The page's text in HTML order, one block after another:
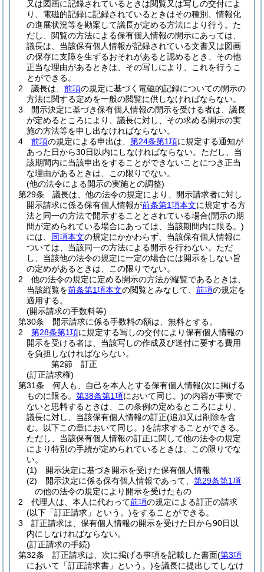
又は図画に記録されているときは閲覧又は写しの交付によ
り、電磁的記録に記録されているときはその種別、情報化
の進展状況等を勘案して議長が定める方法により行う。 た
だし、閲覧の方法による保有個人情報の開示にあっては、
議長は、当該保有個人情報が記録されている文書又は図画
の保存に支障を生ずるおそれがあると認めるとき、その他
正当な理由があるときは、その写しにより、これを行うこ
とができる。
2
議長は、 前項の規定に基づく電磁的記録についての開示の
方法に関する定めを一般の閲覧に供しなければならない。
3
開示決定に基づき保有個人情報の開示を受ける者は、議長
が定めるところにより、議長に対し、その求める開示の実
施の方法等を申し出なければならない。
4
前項の規定による申出は、 第24条第1項に規定する通知が
あった日から30日以内にしなければならない。 ただし、当
該期間内に当該申出をすることができないことにつき正当
な理由があるときは、この限りでない。
(他の法令による開示の実施との調整)
第29条
議長は、他の法令の規定により、開示請求者に対し
開示請求に係る保有個人情報が前条第1項本文に規定する方
法と同一の方法で開示することとされている場合(開示の期
間が定められている場合にあっては、当該期間内に限る。)
には、 同項本文の規定にかかわらず、当該保有個人情報に
ついては、当該同一の方法による開示を行わない。 ただ
し、当該他の法令の規定に一定の場合には開示をしない旨
の定めがあるときは、この限りでない。
2
他の法令の規定に定める開示の方法が縦覧であるときは、
当該縦覧を前条第1項本文の閲覧とみなして、 前項の規定を
適用する。
(開示請求の手数料等)
第30条
開示請求に係る手数料の額は、無料とする。
2
第28条第1項に規定する写しの交付により保有個人情報の
開示を受ける者は、当該写しの作成及び送付に要する費用
を負担しなければならない。
第2節
訂正
(訂正請求権)
第31条
何人も、自己を本人とする保有個人情報(次に掲げる
ものに限る。 第38条第1項において同じ。)の内容が事実で
ないと思料するときは、この条例の定めるところにより、
議長に対し、当該保有個人情報の訂正(追加又は削除を含
む。以下この章において同じ。)を請求することができる。
ただし、当該保有個人情報の訂正に関して他の法令の規定
により特別の手続が定められているときは、この限りでな
い。
(1)
開示決定に基づき開示を受けた保有個人情報
(2)
開示決定に係る保有個人情報であって、 第29条第1項
の他の法令の規定により開示を受けたもの
2
代理人は、本人に代わって前項の規定による訂正の請求
(以下「訂正請求」という。)をすることができる。
3
訂正請求は、保有個人情報の開示を受けた日から90日以
内にしなければならない。
(訂正請求の手続)
第32条
訂正請求は、次に掲げる事項を記載した書面(第3項
において「訂正請求書」という。)を議長に提出してしなけ